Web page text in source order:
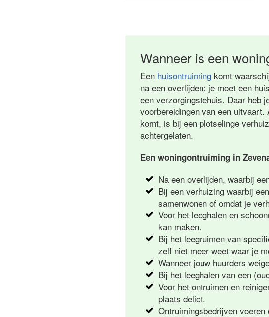
Wanneer is een
Een huisontruiming komt
na een overlijden: je moet een
een verzorgingstehuis. Daar heb
voorbereidingen van een uitvaart.
komt, is bij een plotselinge
achtergelaten.
Een woningontruiming in
Na een overlijden, waarbij
Bij een verhuizing waarbij
samenwonen of omdat je
Voor het leeghalen en
kan maken.
Bij het leegruimen van
zelf niet meer weet waar je
Wanneer jouw huurders
Bij het leeghalen van een
Voor het ontruimen en
plaats delict.
Ontruimingsbedrijven